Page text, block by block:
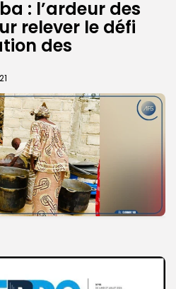
: l’ardeur des
relever le défi
des